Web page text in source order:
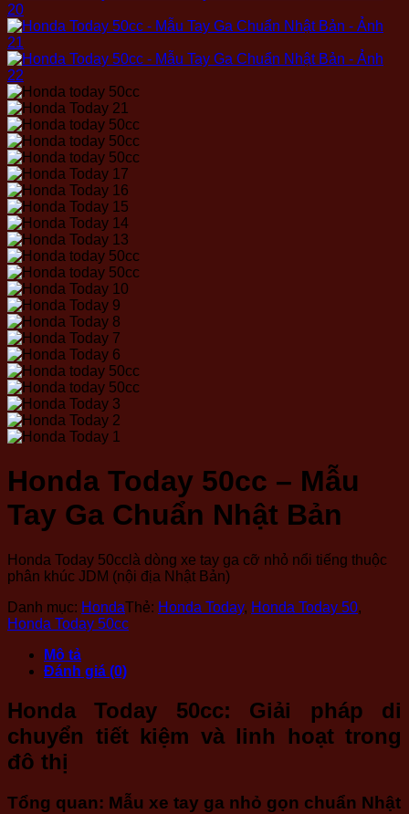
Honda Today 50cc – Mẫu
Tay Ga Chuẩn Nhật Bản
Honda Today 50cc là dòng xe tay ga cỡ nhỏ nổi tiếng thuộc
phân khúc JDM (nội địa Nhật Bản)
Danh mục: HondaThẻ: Honda Today, Honda Today 50,
Honda Today 50cc
Mô tả
Đánh giá (0)
Honda Today 50cc: Giải pháp di
chuyển tiết kiệm và linh hoạt trong
đô thị
Tổng quan: Mẫu xe tay ga nhỏ gọn chuẩn Nhật